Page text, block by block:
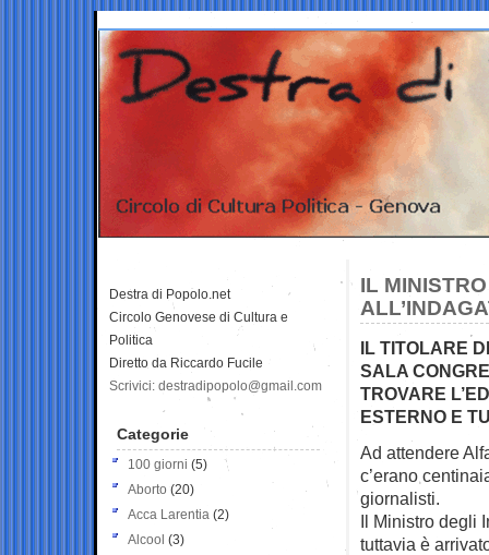
IL
IL TITOLARE
SALA
TROVARE
ESTERNO E
Ad attendere
c’erano
giornalisti.
Il Ministro degli
tuttavia è
Destra di Popolo.net
Circolo Genovese di Cultura e
Politica
Diretto da Riccardo Fucile
Scrivici: destradipopolo@gmail.com
Categorie
100 giorni (5)
Aborto (20)
Acca Larentia (2)
Alcool (3)